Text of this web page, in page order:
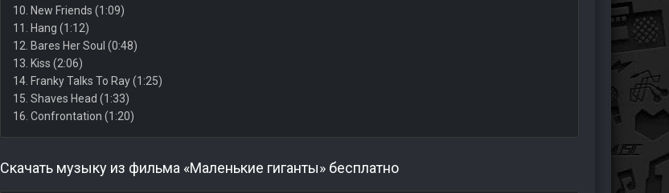
10. New Friends (1:09)
11. Hang (1:12)
12. Bares Her Soul (0:48)
13. Kiss (2:06)
14. Franky Talks To Ray (1:25)
15. Shaves Head (1:33)
16. Confrontation (1:20)
Скачать музыку из фильма «Маленькие гиганты» бесплатно